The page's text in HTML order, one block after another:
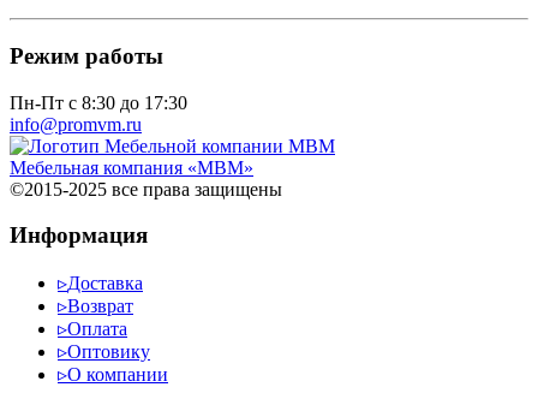
Режим работы
Пн-Пт с 8:30 до 17:30
info@promvm.ru
Мебельная компания «МВМ»
©2015-2025 все права защищены
Информация
▹Доставка
▹Возврат
▹Оплата
▹Оптовику
▹О компании